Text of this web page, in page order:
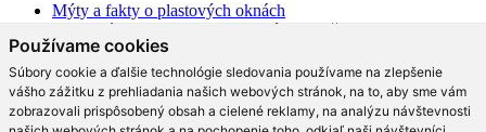
Používame cookies
Súbory cookie a ďalšie technológie sledovania používame na zlepšenie
vášho zážitku z prehliadania našich webových stránok, na to, aby sme vám
zobrazovali prispôsobený obsah a cielené reklamy, na analýzu návštevnosti
Mýty a fakty o plastových oknách
Moderné schodisko: Spoznajte rôzne možnosti prevedenia v
interiéri
Ako najlepšie opticky zväčšiť priestor?
Na čo slúži hliníková pergola a aké má výhody?
Ako efektne a prakticky predeliť akýkoľvek priestor?
Aké trendy prináša moderná kuchyňa?